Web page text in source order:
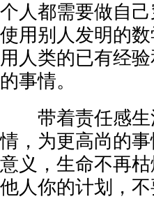
个人都需要做自
使用别人发明的
用人类的已有经
的事情。
带着责任感生
情，为更高尚的
意义，生命不再
他人你的计划，